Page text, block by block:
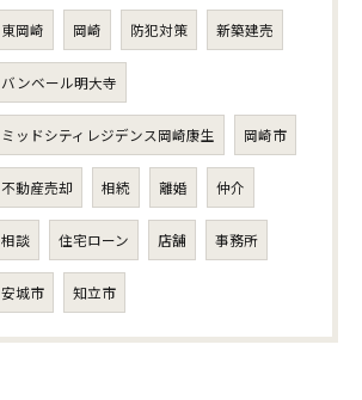
東岡崎 岡崎 防犯対策 新築建売
バンベール明大寺
ミッドシティレジデンス岡崎康生 岡崎市
不動産売却 相続 離婚 仲介
相談 住宅ローン 店舗 事務所
安城市 知立市